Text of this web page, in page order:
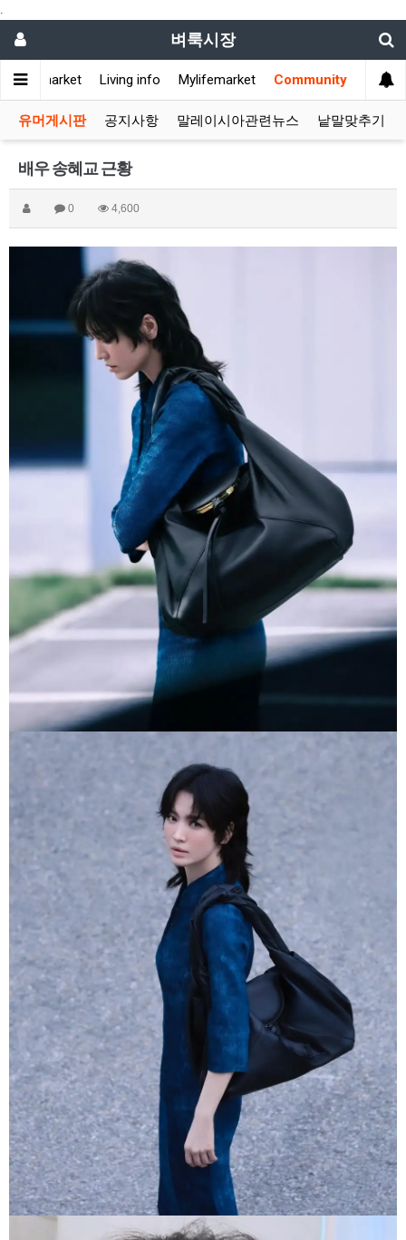
.
벼룩시장
Flea market Living info Mylifemarket Community
유머게시판 공지사항 말레이시아관련뉴스 낱말맞추기
배우 송혜교 근황
0 4,600